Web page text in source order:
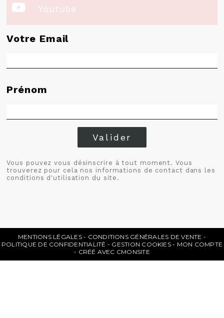
 Youtube
Votre Email
Prénom
Valider
Vous pouvez vous désinscrire à tout moment. Vous
trouverez pour cela nos informations de contact dans les
conditions d'utilisation du site.
MENTIONS LÉGALES
CONDITIONS GÉNÉRALES DE VENTE
POLITIQUE DE CONFIDENTIALITÉ
GESTION COOKIES
MON COMPTE
CRÉÉ AVEC CMONSITE